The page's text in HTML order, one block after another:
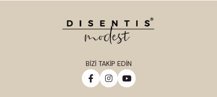
BİZİ TAKİP EDİN